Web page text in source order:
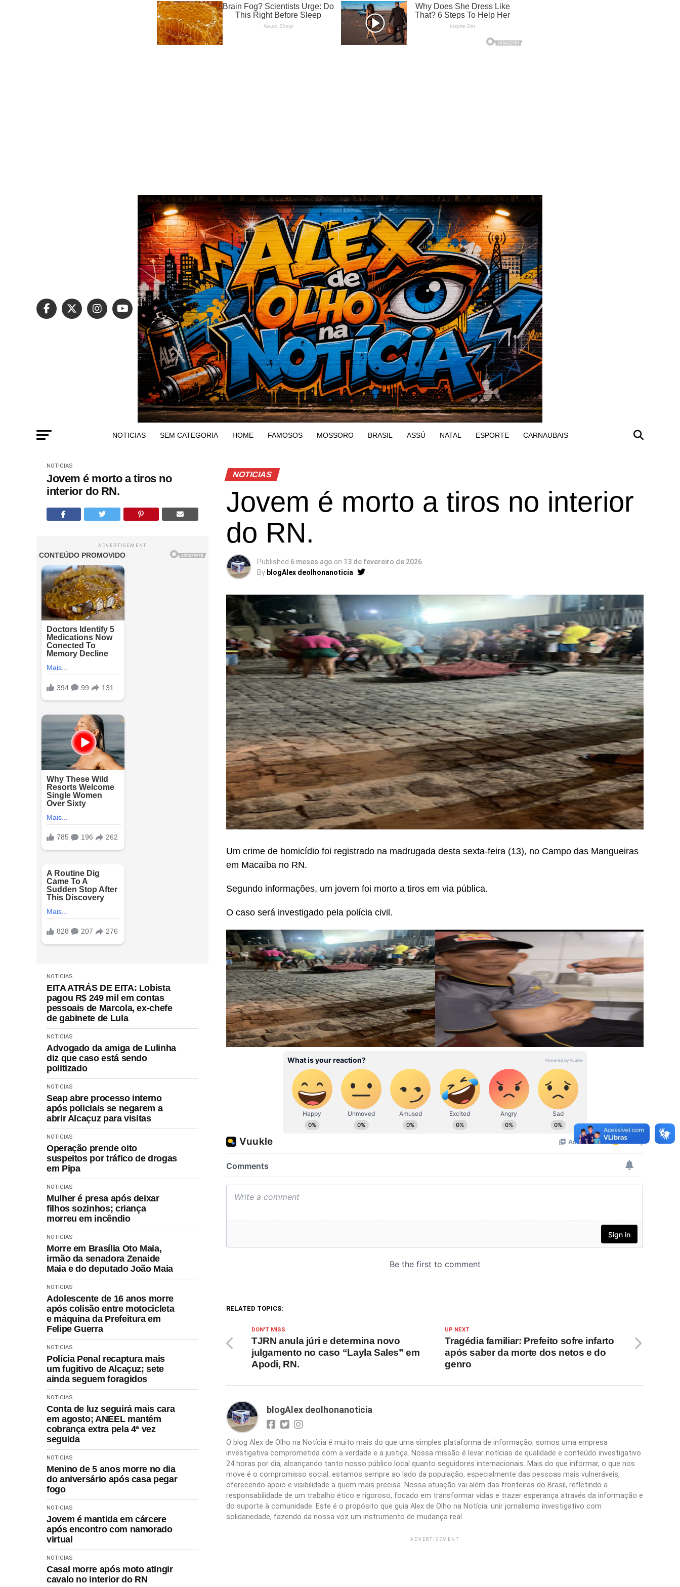
NOTICIAS SEM CATEGORIA HOME FAMOSOS MOSSORO BRASIL ASSÚ NATAL ESPORTE CARNAUBAIS
NOTICIAS
Jovem é morto a tiros no
interior do RN.
ADVERTISEMENT
NOTICIAS
EITA ATRÁS DE EITA: Lobista
pagou R$ 249 mil em contas
pessoais de Marcola, ex-chefe
de gabinete de Lula
NOTICIAS
Advogado da amiga de Lulinha
diz que caso está sendo
politizado
NOTICIAS
Seap abre processo interno
após policiais se negarem a
abrir Alcaçuz para visitas
NOTICIAS
Operação prende oito
suspeitos por tráfico de drogas
em Pipa
NOTICIAS
Mulher é presa após deixar
filhos sozinhos; criança
morreu em incêndio
NOTICIAS
Morre em Brasília Oto Maia,
irmão da senadora Zenaide
Maia e do deputado João Maia
NOTICIAS
Adolescente de 16 anos morre
após colisão entre motocicleta
e máquina da Prefeitura em
Felipe Guerra
NOTICIAS
Polícia Penal recaptura mais
um fugitivo de Alcaçuz; sete
ainda seguem foragidos
NOTICIAS
Conta de luz seguirá mais cara
em agosto; ANEEL mantém
cobrança extra pela 4ª vez
seguida
NOTICIAS
Menino de 5 anos morre no dia
do aniversário após casa pegar
fogo
NOTICIAS
Jovem é mantida em cárcere
após encontro com namorado
virtual
NOTICIAS
Casal morre após moto atingir
cavalo no interior do RN
NOTICIAS
Jovem é morto a tiros no interior
do RN.
Published 6 meses ago on 13 de fevereiro de 2026
By blogAlex deolhonanoticia
Um crime de homicídio foi registrado na madrugada desta sexta-feira (13), no Campo das Mangueiras
em Macaíba no RN.
Segundo informações, um jovem foi morto a tiros em via pública.
O caso será investigado pela polícia civil.
RELATED TOPICS:
UP NEXT
Tragédia familiar: Prefeito sofre infarto
após saber da morte dos netos e do
genro
DON'T MISS
TJRN anula júri e determina novo
julgamento no caso “Layla Sales” em
Apodi, RN.
blogAlex deolhonanoticia
O blog Alex de Olho na Notícia é muito mais do que uma simples plataforma de informação; somos uma empresa
investigativa comprometida com a verdade e a justiça. Nossa missão é levar notícias de qualidade e conteúdo investigativo
24 horas por dia, alcançando tanto nosso público local quanto seguidores internacionais. Mais do que informar, o que nos
move é o compromisso social: estamos sempre ao lado da população, especialmente das pessoas mais vulneráveis,
oferecendo apoio e visibilidade a quem mais precisa. Nossa atuação vai além das fronteiras do Brasil, refletindo a
responsabilidade de um trabalho ético e rigoroso, focado em transformar vidas e trazer esperança através da informação e
do suporte à comunidade. Este é o propósito que guia Alex de Olho na Notícia: unir jornalismo investigativo com
solidariedade, fazendo da nossa voz um instrumento de mudança real
ADVERTISEMENT